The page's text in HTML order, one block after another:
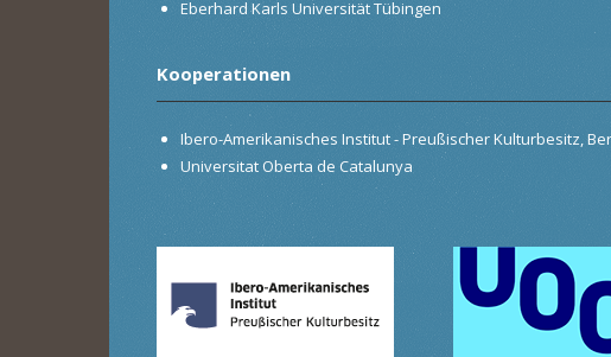
Eberhard Karls Universität Tübingen
Kooperationen
Ibero-Amerikanisches Institut - Preußischer Kulturbesitz,
Universitat Oberta de Catalunya